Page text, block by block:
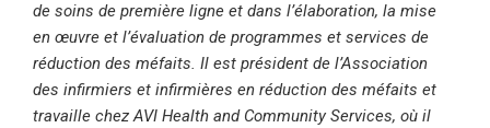
de soins de première ligne et dans l’élaboration, la mise
en œuvre et l’évaluation de programmes et services de
réduction des méfaits. Il est président de l’Association
des infirmiers et infirmières en réduction des méfaits et
travaille chez AVI Health and Community Services, où il